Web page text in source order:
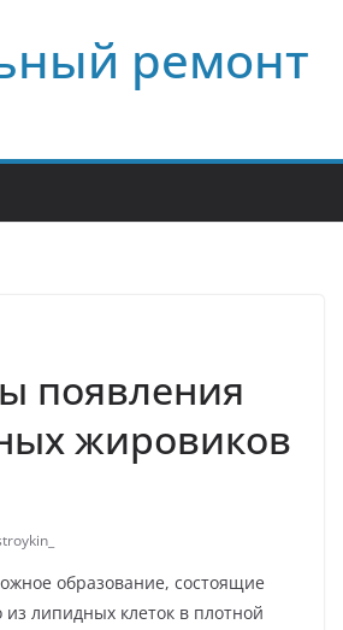
ремонт
появления
жировиков
образование, состоящие
липидных клеток в плотной